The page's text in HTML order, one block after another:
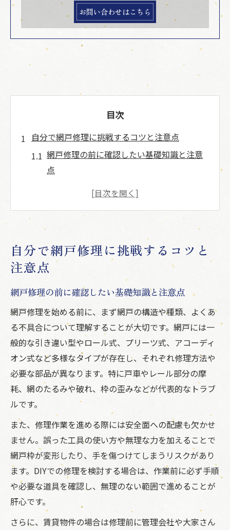
お問い合わせはこちら
目次
自分で網戸修理に挑戦するコツと注意点
網戸修理の前に確認したい基礎知識と注意
点
網戸修理を自分で行う際の失敗しないコツ
網戸修理に必要な道具と選び方のポイント
自分で網戸修理する際の安全対策と注意事
項
網戸の立て付け調整で快適さを取り戻す方法
網戸の立て付けが悪い時の調整手順とコツ
網戸レールの掃除でスムーズな開閉を実現
網戸の立て付け調整で快適な住まいを目指
す方法
戸車やレールの異常が網戸修理の鍵になる
理由
網戸修理で立て付けトラブルを予防する方
外れた網戸を安全に直す実践手順の解説
網戸が外れた際に安全に修理するための手
順
外れた網戸を元通りに戻す簡単な直し方
網戸修理でよくある外れの原因と対策ポイ
網戸修理時に注意したい外れ止めの扱い方
自分で網戸修理に挑戦するコツと
注意点
網戸修理の前に確認したい基礎知識と注意点
網戸修理を始める前に、まず網戸の構造や種類、よくあ
る不具合について理解することが大切です。網戸には一
般的な引き違い型やロール式、プリーツ式、アコーディ
オン式など多様なタイプが存在し、それぞれ修理方法や
必要な部品が異なります。特に戸車やレール部分の摩
耗、網のたるみや破れ、枠の歪みなどが代表的なトラブ
ルです。
また、修理作業を進める際には安全面への配慮も欠かせ
ません。誤った工具の使い方や無理な力を加えることで
網戸枠が変形したり、手を傷つけてしまうリスクがあり
ます。DIYでの修理を検討する場合は、作業前に必ず手順
や必要な道具を確認し、無理のない範囲で進めることが
肝心です。
さらに、賃貸物件の場合は修理前に管理会社や大家さん